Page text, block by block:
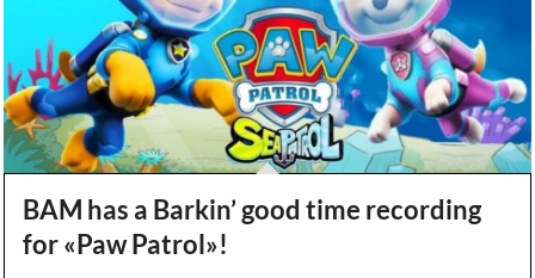
BAM has a Barkin’ good time recording
for «Paw Patrol»!